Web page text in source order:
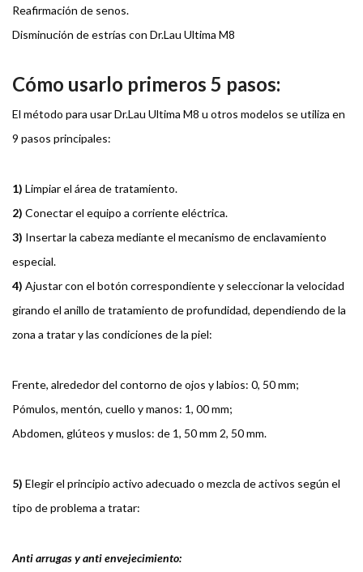
Reafirmación de senos.
Disminución de estrías con Dr.Lau Ultima M8
Cómo usarlo primeros 5 pasos:
El método para usar Dr.Lau Ultima M8 u otros modelos se utiliza en
9 pasos principales:
1) Limpiar el área de tratamiento.
2) Conectar el equipo a corriente eléctrica.
3) Insertar la cabeza mediante el mecanismo de enclavamiento
especial.
4) Ajustar con el botón correspondiente y seleccionar la velocidad
girando el anillo de tratamiento de profundidad, dependiendo de la
zona a tratar y las condiciones de la piel:
Frente, alrededor del contorno de ojos y labios: 0, 50 mm;
Pómulos, mentón, cuello y manos: 1, 00 mm;
Abdomen, glúteos y muslos: de 1, 50 mm 2, 50 mm.
5) Elegir el principio activo adecuado o mezcla de activos según el
tipo de problema a tratar:
Anti arrugas y anti envejecimiento: